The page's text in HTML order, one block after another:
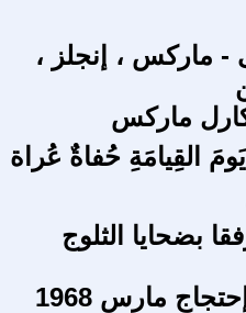
- ماركس ، إنجلز ،
ماركس
القِيامَةِ حُفاةٌ عُراة
بضحايا الثلوج
السلطة و الحركات الإحتجاجية : إحتجاج مارس 1968